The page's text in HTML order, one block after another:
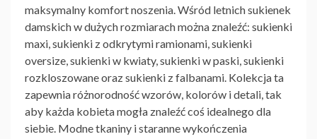
maksymalny komfort noszenia. Wśród letnich sukienek
damskich w dużych rozmiarachmożna znaleźć: sukienki
maxi, sukienki z odkrytymi ramionami, sukienki
oversize, sukienki w kwiaty, sukienki w paski, sukienki
rozkloszowane oraz sukienki z falbanami. Kolekcja ta
zapewnia różnorodność wzorów, kolorów i detali, tak
aby każda kobieta mogła znaleźć coś idealnego dla
siebie. Modne tkaniny i staranne wykończenia